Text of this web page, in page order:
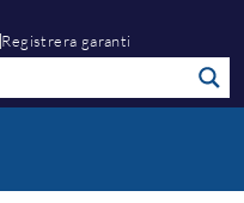
Registrera garanti